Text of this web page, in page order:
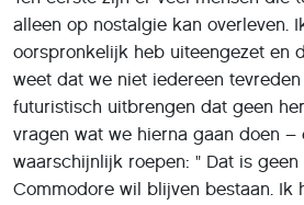
alleen op nostalgie kan
oorspronkelijk heb uiteengezet en
weet dat we niet iedereen
futuristisch uitbrengen dat geen
vragen wat we hierna gaan doen
waarschijnlijk roepen: " Dat is
Commodore wil blijven bestaan.